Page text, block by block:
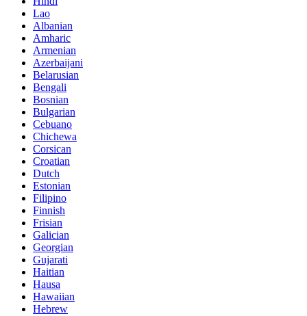
Lao
Albanian
Amharic
Armenian
Azerbaijani
Belarusian
Bengali
Bosnian
Bulgarian
Cebuano
Chichewa
Corsican
Croatian
Dutch
Estonian
Filipino
Finnish
Frisian
Galician
Georgian
Gujarati
Haitian
Hausa
Hawaiian
Hebrew